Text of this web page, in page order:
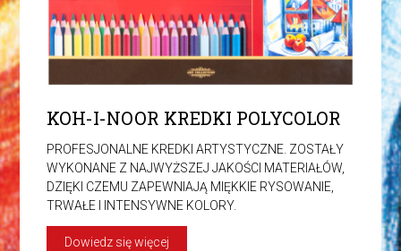
KOH-I-NOOR KREDKI POLYCOLOR
PROFESJONALNE KREDKI ARTYSTYCZNE. ZOSTAŁY
WYKONANE Z NAJWYŻSZEJ JAKOŚCI MATERIAŁÓW,
DZIĘKI CZEMU ZAPEWNIAJĄ MIĘKKIE RYSOWANIE,
TRWAŁE I INTENSYWNE KOLORY.
Dowiedz się więcej